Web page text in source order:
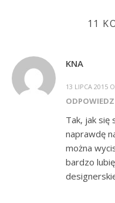
11
KNA
13 LIPCA 2015
ODPOWIEDZ
Tak, jak
naprawdę
można
bardzo